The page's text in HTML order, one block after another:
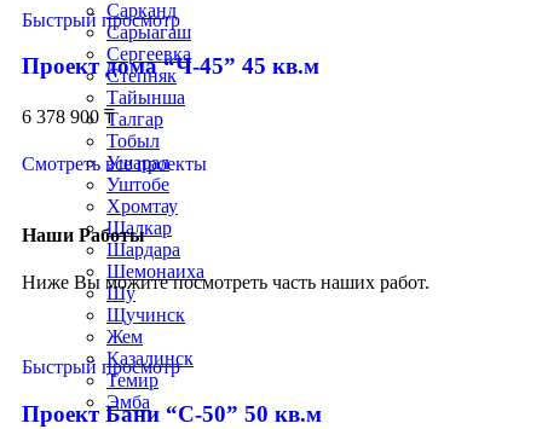
Сарканд
Сарыагаш
Сергеевка
Степняк
Тайынша
Талгар
Тобыл
Ушарал
Уштобе
Хромтау
Шалкар
Шардара
Шемонаиха
Шу
Щучинск
Жем
Казалинск
Темир
Эмба
Быстрый просмотр
Проект дома “Ч-45” 45 кв.м
6 378 900 ₸
Смотреть все проекты
Наши Работы
Ниже Вы можите посмотреть часть наших работ.
Быстрый просмотр
Проект Бани “С-50” 50 кв.м